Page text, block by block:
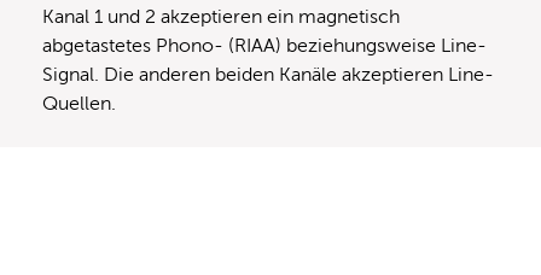
Kanal 1 und 2 akzeptieren ein magnetisch
abgetastetes Phono- (RIAA) beziehungsweise Line-
Signal. Die anderen beiden Kanäle akzeptieren Line-
Quellen.